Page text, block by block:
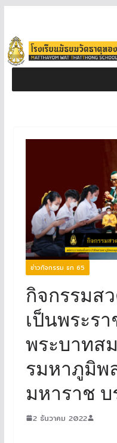
ข่าวกิจกรรม ธท 65
กิจกรรมส
เป็นพระร
พระบาทส
รมหาภูมิพ
มหาราช
2 ธันวาคม 2022